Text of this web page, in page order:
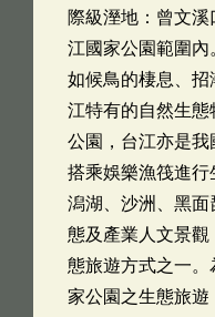
際級溼地：曾文
江國家公園範圍內
如候鳥的棲息、招
江特有的自然生
公園，台江亦是我
搭乘娛樂漁筏進行
潟湖、沙洲、黑面
態及產業人文景
態旅遊方式之一。
家公園之生態旅